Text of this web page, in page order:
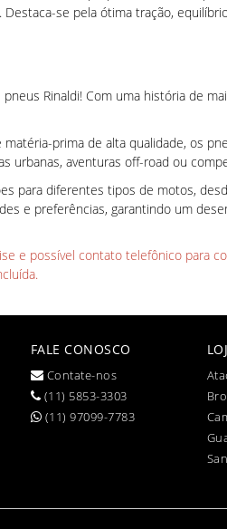
se pela ótima tração,
Rinaldi! Com uma história de
prima de alta qualidade, os
urbanas, aventuras off-road ou
para diferentes tipos de motos,
e preferências, garantindo um
e possível contato telefônico para
FALE CONOSCO
Contate-nos
(11) 5853-3303
(11) 97099-7783